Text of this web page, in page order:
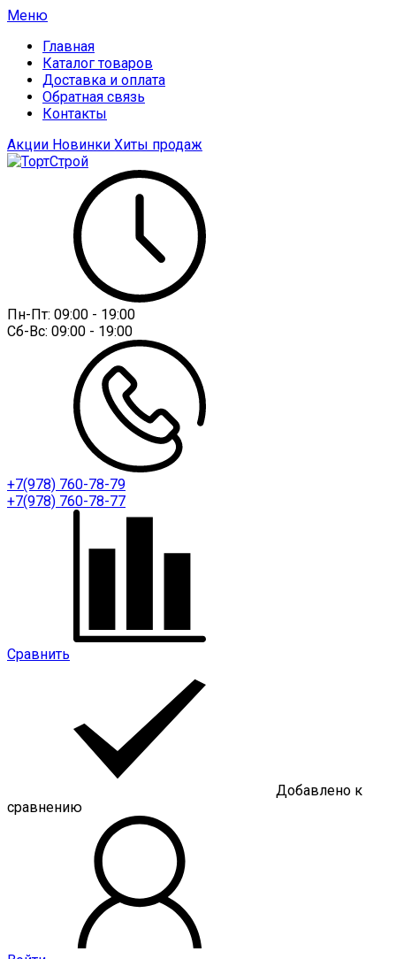
Меню
Главная
Каталог товаров
Доставка и оплата
Обратная связь
Контакты
Акции Новинки Хиты продаж
Пн-Пт: 09:00 - 19:00
Сб-Вс: 09:00 - 19:00
+7(978) 760-78-79
+7(978) 760-78-77
Сравнить
Добавлено к
сравнению